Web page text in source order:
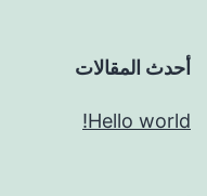
أحدث المقالات
Hello world!